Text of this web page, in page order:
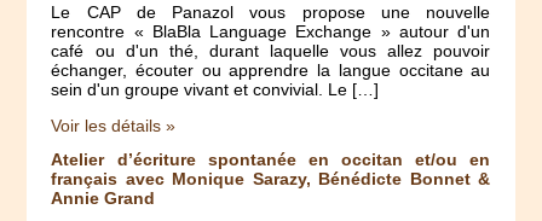
Le CAP de Panazol vous propose une nouvelle
rencontre « BlaBla Language Exchange » autour d'un
café ou d'un thé, durant laquelle vous allez pouvoir
échanger, écouter ou apprendre la langue occitane au
sein d'un groupe vivant et convivial. Le […]
Voir les détails »
Atelier d’écriture spontanée en occitan et/ou en
français avec Monique Sarazy, Bénédicte Bonnet &
Annie Grand